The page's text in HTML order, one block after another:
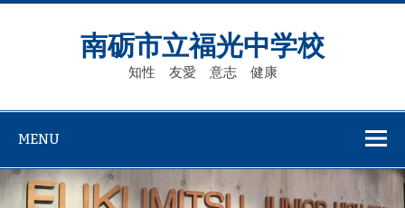
Skip
南砺市立福光中学校
知性 友愛 意志 健康
MENU